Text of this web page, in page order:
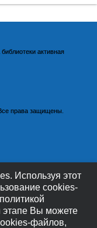
библиотеки активная
права защищены.
Используя этот
cookies-
этапе Вы можете
файлов,